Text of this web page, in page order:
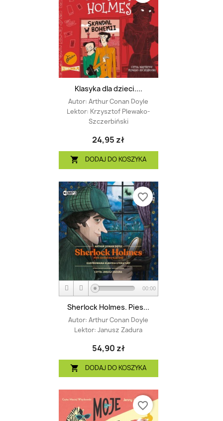
Klasyka dla dzieci....
Autor: Arthur Conan Doyle
Lektor: Krzysztof Plewako-
Szczerbiński
24,95 zł
 DODAJ DO KOSZYKA
00:00
Sherlock Holmes. Pies...
Autor: Arthur Conan Doyle
Lektor: Janusz Zadura
54,90 zł
 DODAJ DO KOSZYKA
favorite_border
favorite_border